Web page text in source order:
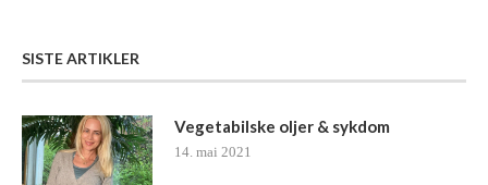
SISTE ARTIKLER
Vegetabilske oljer & sykdom
14. mai 2021